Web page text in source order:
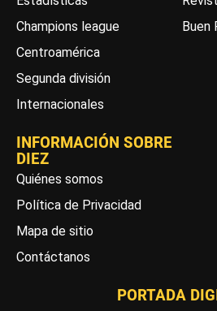
Champions league
Centroamérica
Segunda división
Internacionales
Buen
INFORMACIÓN SOBRE
DIEZ
Quiénes somos
Política de Privacidad
Mapa de sitio
Contáctanos
PORTADA